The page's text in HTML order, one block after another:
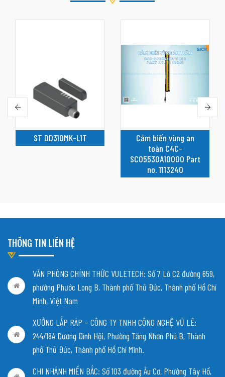
ST DD310MK-L1T
Cảm biến vùng an
toàn C4C-
SC05530A10000 Part
no. 1113240
THÔNG TIN LIÊN HỆ
VĂN PHÒNG CHÍNH THỨC VULETECH: Số 7 Lô C2 đường 659,
phường Phước Long B, Thành phố Thủ Đức, Thành phố Hồ Chí
Minh, Việt Nam
XƯỞNG LẮP RÁP – CÔNG TY TNHH CÔNG NGHỆ VŨ LÊ:
244/18A Dương Đình Hội, Phường Tăng Nhơn Phú B, Thành
phố Thủ Đức, Thành phố Hồ Chí Minh.
CHI NHÁNH MIỀN BẮC: Số 103 đường Âu Cơ, Phường Tây Hồ,